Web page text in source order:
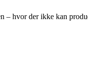
hvor der ikke kan